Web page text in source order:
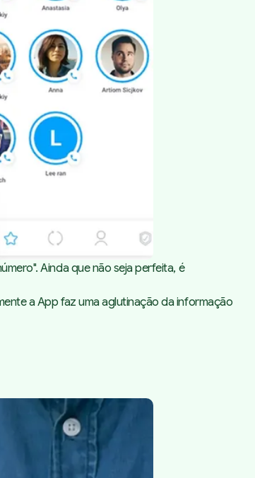
Ainda que não seja perfeita, é
a App faz uma aglutinação da informação